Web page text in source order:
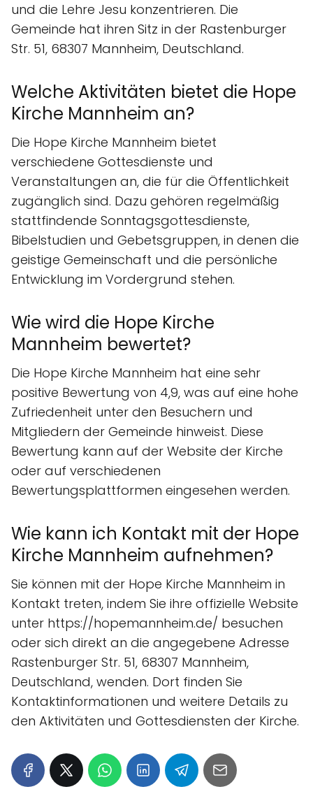
und die Lehre Jesu konzentrieren. Die
Gemeinde hat ihren Sitz in der Rastenburger
Str. 51, 68307 Mannheim, Deutschland.
Welche Aktivitäten bietet die Hope
Kirche Mannheim an?
Die Hope Kirche Mannheim bietet
verschiedene Gottesdienste und
Veranstaltungen an, die für die Öffentlichkeit
zugänglich sind. Dazu gehören regelmäßig
stattfindende Sonntagsgottesdienste,
Bibelstudien und Gebetsgruppen, in denen die
geistige Gemeinschaft und die persönliche
Entwicklung im Vordergrund stehen.
Wie wird die Hope Kirche
Mannheim bewertet?
Die Hope Kirche Mannheim hat eine sehr
positive Bewertung von 4,9, was auf eine hohe
Zufriedenheit unter den Besuchern und
Mitgliedern der Gemeinde hinweist. Diese
Bewertung kann auf der Website der Kirche
oder auf verschiedenen
Bewertungsplattformen eingesehen werden.
Wie kann ich Kontakt mit der Hope
Kirche Mannheim aufnehmen?
Sie können mit der Hope Kirche Mannheim in
Kontakt treten, indem Sie ihre offizielle Website
unter https://hopemannheim.de/ besuchen
oder sich direkt an die angegebene Adresse
Rastenburger Str. 51, 68307 Mannheim,
Deutschland, wenden. Dort finden Sie
Kontaktinformationen und weitere Details zu
den Aktivitäten und Gottesdiensten der Kirche.